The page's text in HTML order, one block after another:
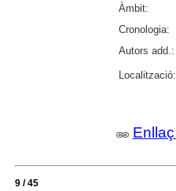
Àmbit:
Cronologia:
Autors add.:
Localització:
9 / 45